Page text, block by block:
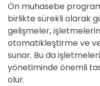
Ön muhasebe
birlikte sürekli olarak
gelişmeler,
otomatikleştirme ve
sunar. Bu da
yönetiminde önemli
olur.